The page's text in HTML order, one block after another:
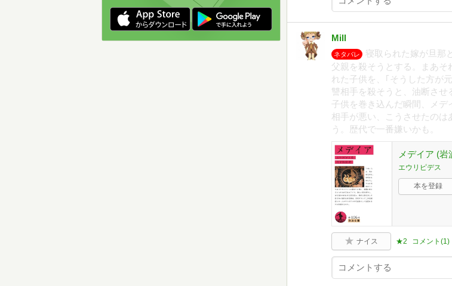
Mill
ネタバレ
寝取られた嫁が旦那
父親を殺そうとする。まあ
れた子供を、｢そうした方が
讐相手を殺そうと、油断させ
子供を巻き込んだ瞬間、メデ
相手が悪い、こうさせたのは
う。歴代で一番嫌いかも。
メデイア (岩
エウリピデス
本を登録
ナイス ★2 コメント(1)